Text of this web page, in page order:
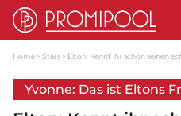
Home Stars Elton: Kennt ihr schon seinen
Yvonne: Das ist Eltons